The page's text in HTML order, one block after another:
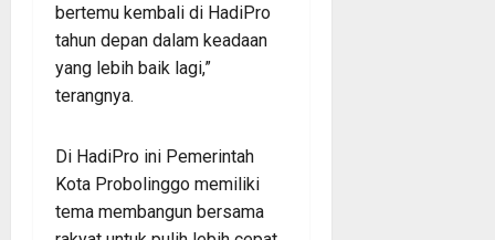
bertemu kembali di HadiPro
tahun depan dalam keadaan
yang lebih baik lagi,”
terangnya.
Di HadiPro ini Pemerintah
Kota Probolinggo memiliki
tema membangun bersama